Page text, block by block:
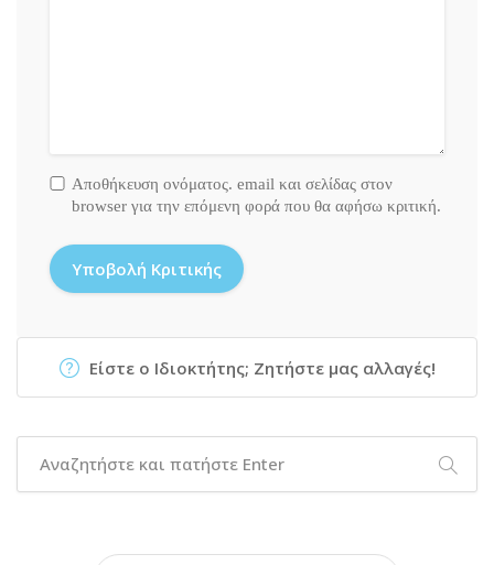
Αποθήκευση ονόματος. email και σελίδας στον
browser για την επόμενη φορά που θα αφήσω κριτική.
Είστε ο Ιδιοκτήτης; Ζητήστε μας αλλαγές!